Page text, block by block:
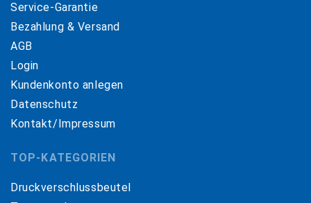
Service-Garantie
Bezahlung & Versand
AGB
Login
Kundenkonto anlegen
Datenschutz
Kontakt/Impressum
TOP-KATEGORIEN
Druckverschlussbeutel